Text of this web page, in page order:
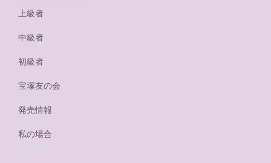
上級者
中級者
初級者
宝塚友の会
発売情報
私の場合